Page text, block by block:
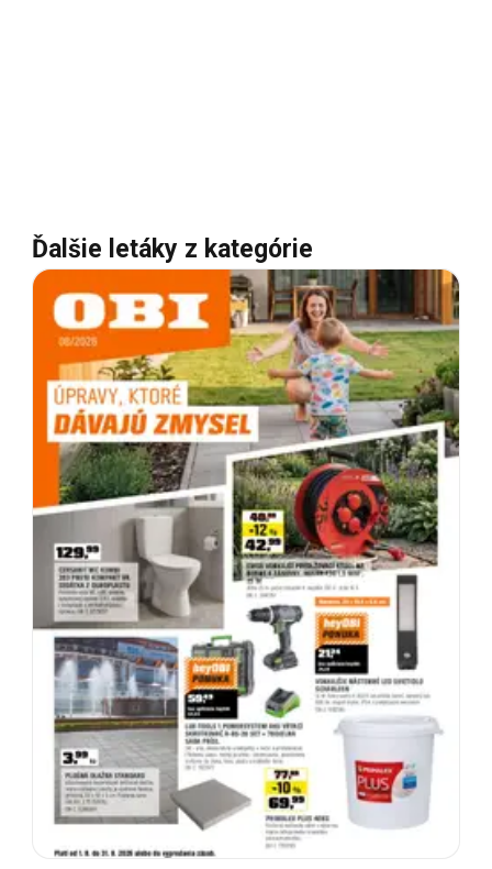
Ďalšie letáky z kategórie